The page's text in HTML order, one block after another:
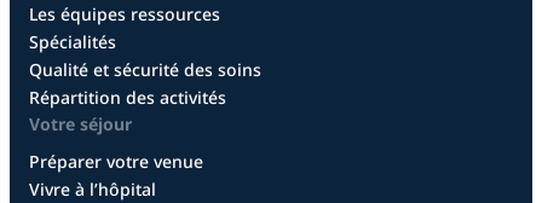
Les équipes ressources
Spécialités
Qualité et sécurité des soins
Répartition des activités
Votre séjour
Préparer votre venue
Vivre à l’hôpital